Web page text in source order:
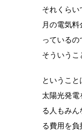
それくら
月の電気
っている
そういうこ
ということ
太陽光発
る人もみ
る費用を負